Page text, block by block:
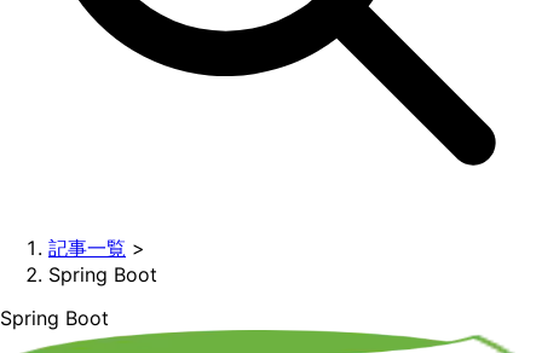
記事一覧 >
Spring Boot
Spring Boot